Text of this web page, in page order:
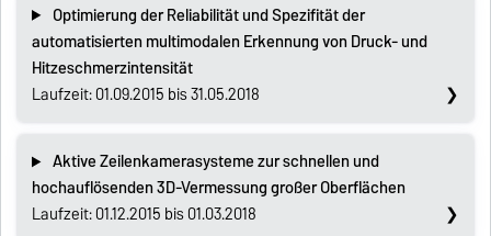
Optimierung der Reliabilität und Spezifität der
automatisierten multimodalen Erkennung von Druck- und
Hitzeschmerzintensität
Laufzeit: 01.09.2015 bis 31.05.2018
Aktive Zeilenkamerasysteme zur schnellen und
hochauflösenden 3D-Vermessung großer Oberflächen
Laufzeit: 01.12.2015 bis 01.03.2018